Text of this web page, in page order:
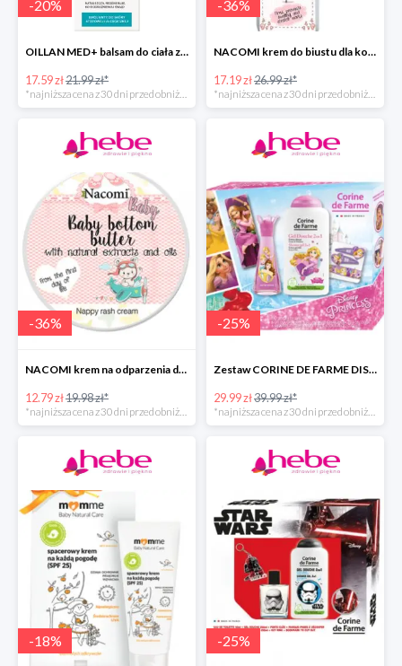
-20%
OILLAN MED+ balsam do ciała z kompleksem natłuszczającym
17.59 zł21.99 zł*
-36%
NACOMI krem do biustu dla kobiet w ciąży
17.19 zł26.99 zł*
-36%
NACOMI krem na odparzenia dla dzieci
12.79 zł19.98 zł*
-25%
Zestaw CORINE DE FARME DISNEY PRINCESS
29.99 zł39.99 zł*
-18% -25%